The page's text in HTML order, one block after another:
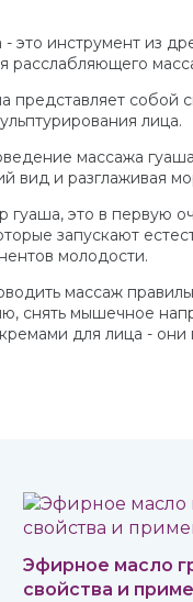
это инструмент из
расслабляющего
представляет собой
лица.
массажа
вид и разглаживая
гуаша, это в первую
запускают
молодости.
массаж
снять мышечное
для лица -
Эфирное масло
свойства и